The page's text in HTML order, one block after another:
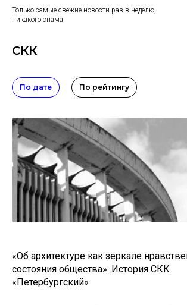
Только самые свежие новости раз в неделю,
никакого спама
СКК
По дате По рейтингу
«Об архитектуре как зеркале
состояния общества». История CКК
«Петербургский»